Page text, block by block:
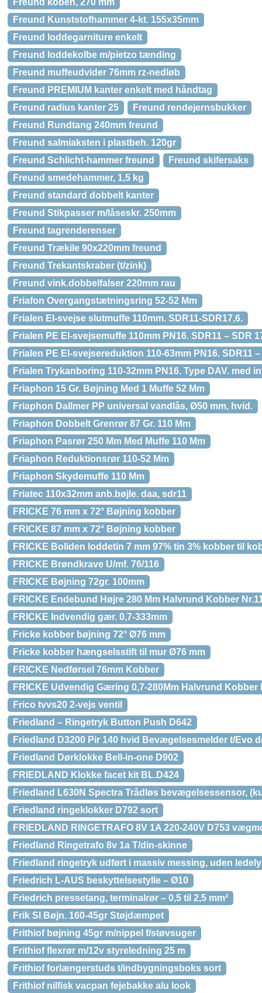
Freund koben, 270 mm
Freund Kunststofhammer 4-kt. 155x35mm
Freund loddegarniture enkelt
Freund loddekolbe m/pietzo tænding
Freund muffeudvider 76mm rz-nedløb
Freund PREMIUM kanter enkelt med håndtag
Freund radius kanter 25
Freund rendejernsbukker
Freund Rundtang 240mm freund
Freund salmiaksten i plastbeh. 120gr
Freund Schlicht-hammer freund
Freund skifersaks
Freund smedehammer, 1,5 kg
Freund standard dobbelt kanter
Freund Stikpasser m/låseskr. 250mm
Freund tagrenderenser
Freund Trækile 90x220mm freund
Freund Trekantskraber (t/zink)
Freund vink.dobbelfalser 220mm rau
Friafon Overgangstætningsring 52-52 Mm
Frialen El-svejse slutmuffe 110mm. SDR11-SDR17,6.
Frialen PE El-svejsemuffe 110mm PN16. SDR11 – SDR
Frialen PE El-svejsereduktion 110-63mm PN16. SDR11 –
Frialen Trykanboring 110-32mm PN16. Type DAV. med
Friaphon 15 Gr. Bøjning Med 1 Muffe 52 Mm
Friaphon Dallmer PP universal vandlås, Ø50 mm, hvid.
Friaphon Dobbelt Grenrør 87 Gr. 110 Mm
Friaphon Pasrør 250 Mm Med Muffe 110 Mm
Friaphon Reduktionsrør 110-52 Mm
Friaphon Skydemuffe 110 Mm
Friatec 110x32mm anb.bøjle. daa, sdr11
FRICKE 76 mm x 72° Bøjning kobber
FRICKE 87 mm x 72° Bøjning kobber
FRICKE Boliden loddetin 7 mm 97% tin 3% kobber til
FRICKE Brøndkrave U/mf. 76/116
FRICKE Bøjning 72gr. 100mm
FRICKE Endebund Højre 280 Mm Halvrund Kobber
FRICKE Indvendig gær. 0,7-333mm
Fricke kobber bøjning 72° Ø76 mm
Fricke kobber hængselsstift til mur Ø76 mm
FRICKE Nedførsel 76mm Kobber
FRICKE Udvendig Gæring 0,7-280Mm Halvrund Kobber
Frico tvvs20 2-vejs ventil
Friedland – Ringetryk Button Push D642
Friedland D3200 Pir 140 hvid Bevægelsesmelder t/Evo
Friedland Dørklokke Bell-in-one D902
FRIEDLAND Klokke facet kit BL.D424
Friedland L630N Spectra Trådløs bevægelsessensor,
Friedland ringeklokker D792 sort
FRIEDLAND RINGETRAFO 8V 1A 220-240V D753
Friedland Ringetrafo 8v 1a T/din-skinne
Friedland ringetryk udført i massiv messing, uden
Friedrich L-AUS beskyttelsestylle – Ø10
Friedrich pressetang, terminalrør – 0,5 til 2,5 mm²
Frik Sl Bøjn. 160-45gr Støjdæmpet
Frithiof bøjning 45gr m/nippel f/støvsuger
Frithiof flexrør m/12v styreledning 25 m
Frithiof forlængerstuds t/indbygningsboks sort
Frithiof nilfisk vacpan fejebakke alu look